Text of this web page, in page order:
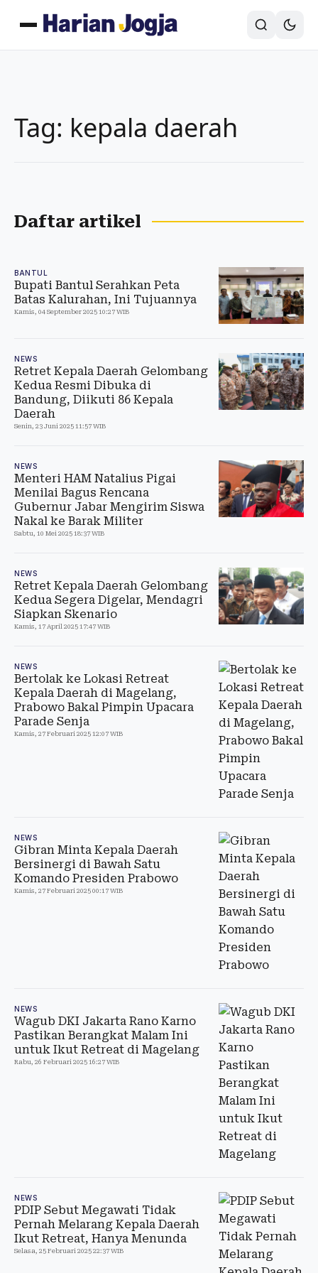
Tag: kepala daerah
Daftar artikel
BANTUL
Bupati Bantul Serahkan Peta
Batas Kalurahan, Ini Tujuannya
Kamis, 04 September 2025 10:27 WIB
NEWS
Retret Kepala Daerah Gelombang
Kedua Resmi Dibuka di
Bandung, Diikuti 86 Kepala
Daerah
Senin, 23 Juni 2025 11:57 WIB
NEWS
Menteri HAM Natalius Pigai
Menilai Bagus Rencana
Gubernur Jabar Mengirim Siswa
Nakal ke Barak Militer
Sabtu, 10 Mei 2025 18:37 WIB
NEWS
Retret Kepala Daerah Gelombang
Kedua Segera Digelar, Mendagri
Siapkan Skenario
Kamis, 17 April 2025 17:47 WIB
NEWS
Bertolak ke Lokasi Retreat
Kepala Daerah di Magelang,
Prabowo Bakal Pimpin Upacara
Parade Senja
Kamis, 27 Februari 2025 12:07 WIB
NEWS
Gibran Minta Kepala Daerah
Bersinergi di Bawah Satu
Komando Presiden Prabowo
Kamis, 27 Februari 2025 00:17 WIB
NEWS
Wagub DKI Jakarta Rano Karno
Pastikan Berangkat Malam Ini
untuk Ikut Retreat di Magelang
Rabu, 26 Februari 2025 16:27 WIB
NEWS
PDIP Sebut Megawati Tidak
Pernah Melarang Kepala Daerah
Ikut Retreat, Hanya Menunda
Selasa, 25 Februari 2025 22:37 WIB